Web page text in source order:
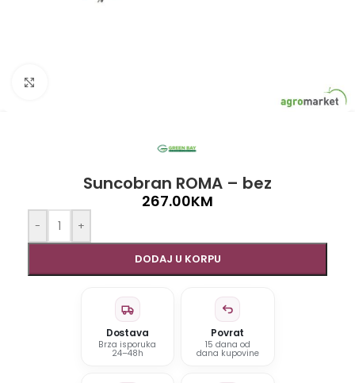
Suncobran ROMA – bez
267.00KM
- +
DODAJ U KORPU
Dostava
Brza isporuka
24–48h
Povrat
15 dana od
dana kupovine